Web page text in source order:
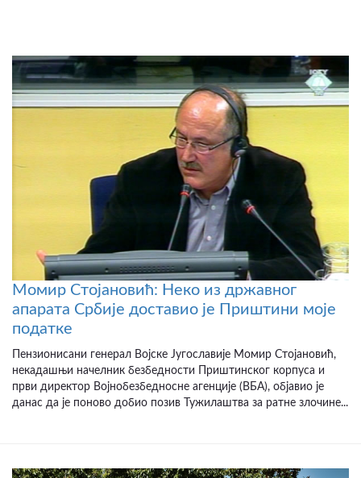
Момир Стојановић: Неко из државног
апарата Србије доставио је Приштини моје
податке
Пензионисани генерал Војске Југославије Момир Стојановић,
некадашњи начелник безбедности Приштинског корпуса и
први директор Војнобезбедносне агенције (ВБА), објавио је
данас да је поново добио позив Тужилаштва за ратне злочине...